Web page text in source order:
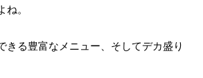
。
きる豊富なメニュー、そしてデカ盛り